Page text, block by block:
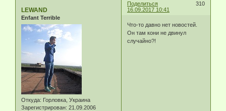
Поделиться
310
16.09.2017 10:41
LEWAND
Enfant Terrible
Откуда: Горловка, Украина
Зарегистрирован: 21.09.2006
Что-то давно нет новостей.
Он там кони не двинул
случайно?!